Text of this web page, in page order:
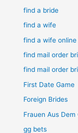
find a bride
find a wife
find a wife online
find mail order
find mail order
First Date Game
Foreign Brides
Frauen Aus
gg bets